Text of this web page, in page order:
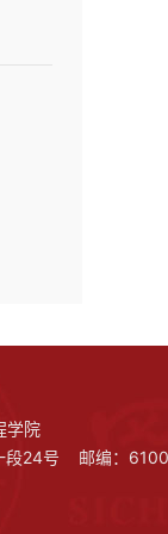
学院
段24号 邮编：